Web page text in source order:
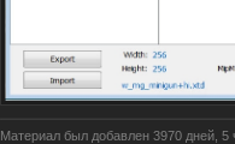
Материал был добавлен 3970 дней, 5